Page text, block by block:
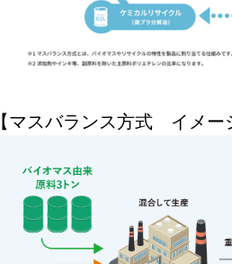
【マスバランス方式 イメー